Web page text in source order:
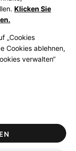
zu Cookies
Klicken Sie
„Cookies
Cookies ablehnen,
verwalten“